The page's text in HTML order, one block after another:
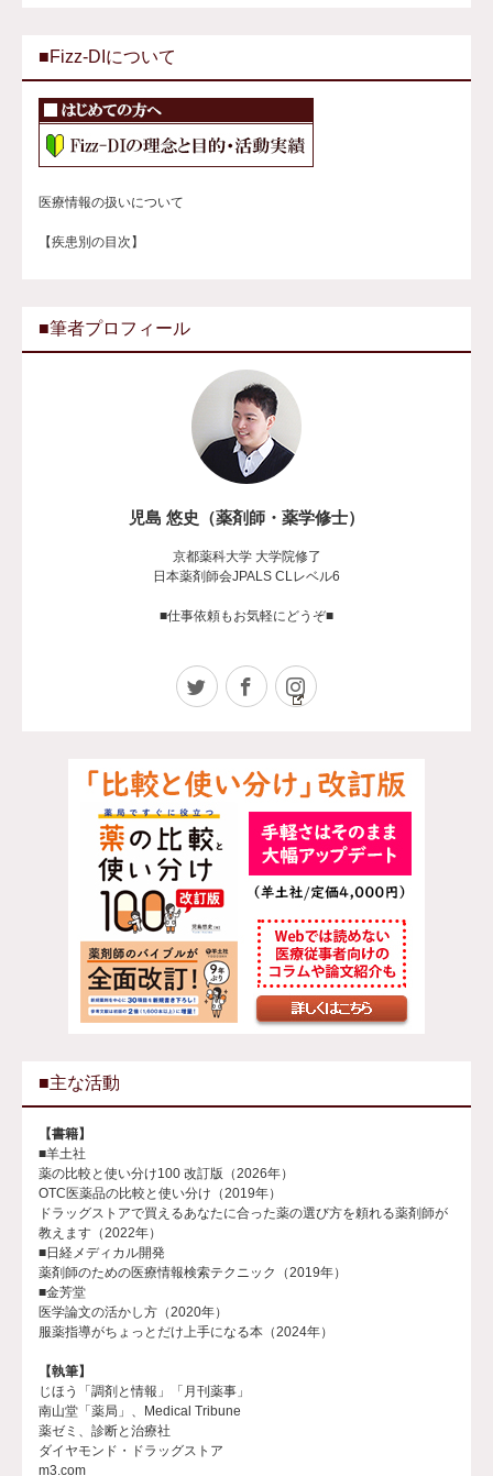
■Fizz-DIについて
医療情報の扱いについて
【疾患別の目次】
■筆者プロフィール
児島 悠史（薬剤師・薬学修士）
京都薬科大学 大学院修了
日本薬剤師会JPALS CLレベル6
■仕事依頼もお気軽にどうぞ■
Twitter Facebook
■主な活動
【書籍】
■羊土社
薬の比較と使い分け100 改訂版（2026年）
OTC医薬品の比較と使い分け（2019年）
ドラッグストアで買えるあなたに合った薬の選び方を頼れる薬剤師が
教えます（2022年）
■日経メディカル開発
薬剤師のための医療情報検索テクニック（2019年）
■金芳堂
医学論文の活かし方（2020年）
服薬指導がちょっとだけ上手になる本（2024年）
【執筆】
じほう「調剤と情報」「月刊薬事」
南山堂「薬局」、Medical Tribune
薬ゼミ、診断と治療社
ダイヤモンド・ドラッグストア
m3.com